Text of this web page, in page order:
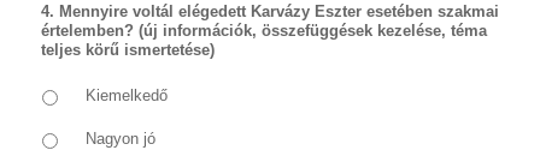
4. Mennyire voltál elégedett Karvázy Eszter esetében szakmai
értelemben? (új információk, összefüggések kezelése, téma
teljes körű ismertetése)
Kiemelkedő
Nagyon jó